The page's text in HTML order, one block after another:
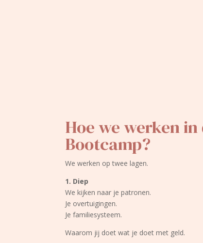
Hoe we werken
Bootcamp?
We werken op twee lagen.
1. Diep
We kijken naar je patronen.
Je overtuigingen.
Je familiesysteem.
Waarom jij doet wat je doet met geld.